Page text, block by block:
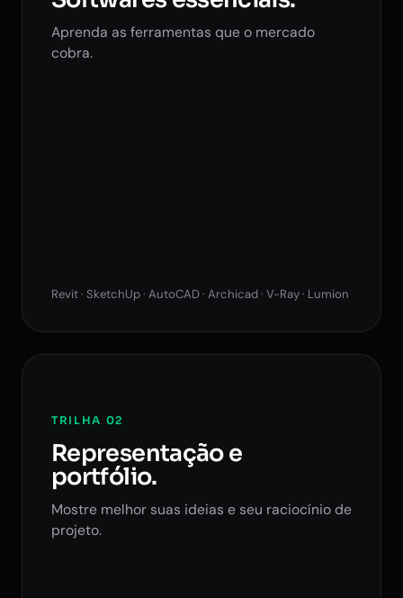
Aprenda as ferramentas que o mercado
cobra.
Revit · SketchUp · AutoCAD · Archicad · V-Ray · Lumion
TRILHA 02
Representação e
portfólio.
Mostre melhor suas ideias e seu raciocínio de
projeto.